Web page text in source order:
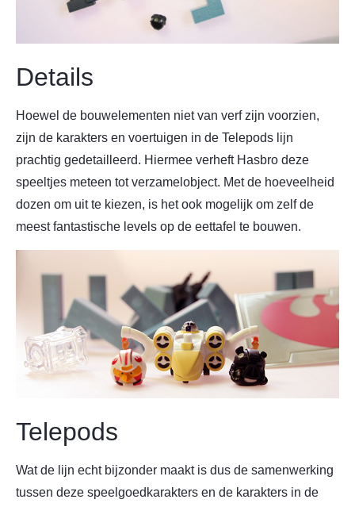
Details
Hoewel de bouwelementen niet van verf zijn voorzien,
zijn de karakters en voertuigen in de Telepods lijn
prachtig gedetailleerd. Hiermee verheft Hasbro deze
speeltjes meteen tot verzamelobject. Met de hoeveelheid
dozen om uit te kiezen, is het ook mogelijk om zelf de
meest fantastische levels op de eettafel te bouwen.
Telepods
Wat de lijn echt bijzonder maakt is dus de samenwerking
tussen deze speelgoedkarakters en de karakters in de